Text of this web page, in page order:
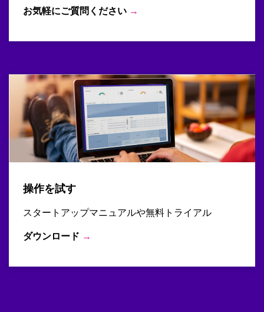
お気軽にご質問ください →
操作を試す
スタートアップマニュアルや無料トライアル
ダウンロード →